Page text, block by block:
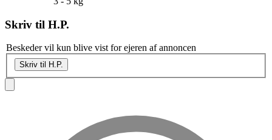
Skriv til H.P.
Beskeder vil kun blive vist for ejeren af annoncen
Skriv til H.P.